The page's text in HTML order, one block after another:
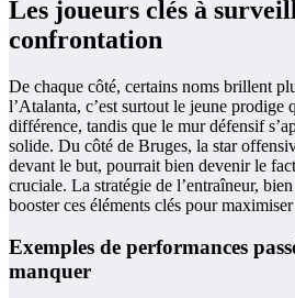
Les joueurs clés à
confrontation
De chaque côté, certains noms brillent
l’Atalanta, c’est surtout le jeune prodige
différence, tandis que le mur défensif
solide. Du côté de Bruges, la star
devant le but, pourrait bien devenir le
cruciale. La stratégie de l’entraîneur,
booster ces éléments clés pour
Exemples de performances
manquer